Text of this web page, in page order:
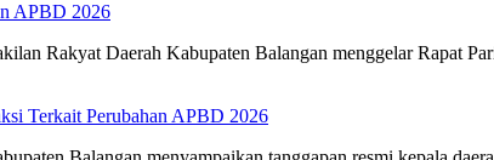
APBD 2026
Rakyat Daerah Kabupaten Balangan menggelar Rapat
Terkait Perubahan APBD 2026